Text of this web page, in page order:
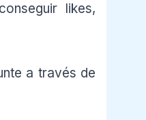
likes,
a través de